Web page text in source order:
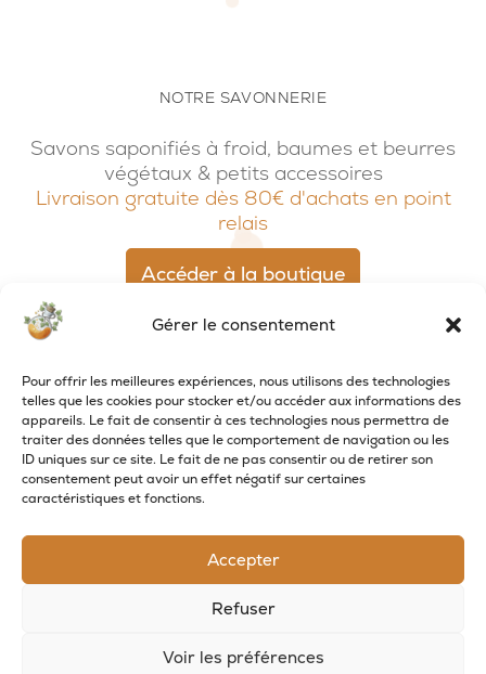
Gérer le consentement
Pour offrir les meilleures expériences, nous utilisons des technologies
telles que les cookies pour stocker et/ou accéder aux informations des
appareils. Le fait de consentir à ces technologies nous permettra de
traiter des données telles que le comportement de navigation ou les
ID uniques sur ce site. Le fait de ne pas consentir ou de retirer son
consentement peut avoir un effet négatif sur certaines
caractéristiques et fonctions.
Accepter
Refuser
Voir les préférences
NOTRE SAVONNERIE
Savons saponifiés à froid, baumes et beurres
végétaux & petits accessoires
Livraison gratuite dès 80€ d'achats en point
relais
Accéder à la boutique
RECEVOIR LES NOUVELLES DE LA SAVONNERIE
recevoir des offres et suivre nos actus